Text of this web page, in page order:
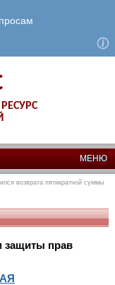
МЕНЮ
возврата пятикратной суммы
защиты прав